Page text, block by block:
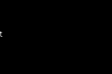
a otro
por motivos legítimos;
del tratamiento previo a